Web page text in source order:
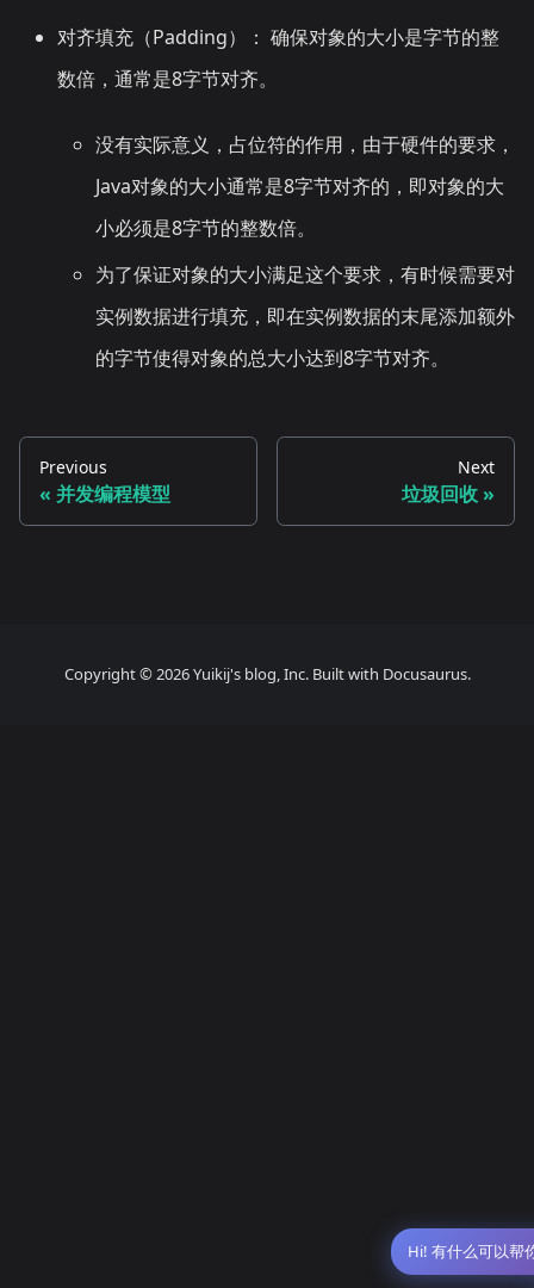
对齐填充（Padding）： 确保对象的大小是字节的整
数倍，通常是8字节对齐。
没有实际意义，占位符的作用，由于硬件的要求，
Java对象的大小通常是8字节对齐的，即对象的大
小必须是8字节的整数倍。
为了保证对象的大小满足这个要求，有时候需要对
实例数据进行填充，即在实例数据的末尾添加额外
的字节使得对象的总大小达到8字节对齐。
Previous
并发编程模型
Next
垃圾回收
Copyright © 2026 Yuikij's blog, Inc. Built with Docusaurus.
Hi! 有什么可以帮